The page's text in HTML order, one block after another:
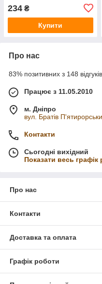
234 ₴
Купити
Про нас
83% позитивних з 148
Працює з 11.05.2010
м. Дніпро
вул. Братів
Контакти
Сьогодні вихідний
Показати весь графік
Про нас
Контакти
Доставка та оплата
Графік роботи